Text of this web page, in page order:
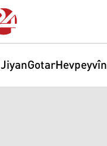
JiyanGotarHevpeyvîn